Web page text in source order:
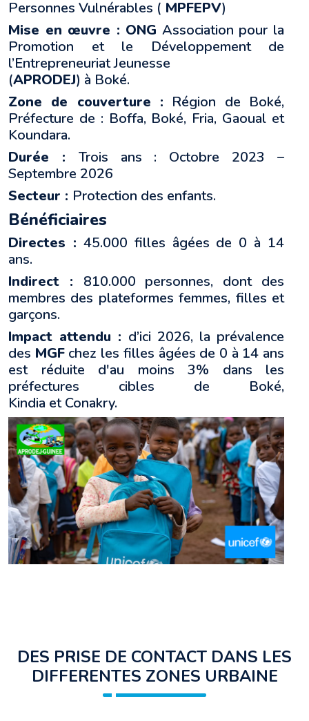
Personnes Vulnérables ( MPFEPV)
Mise en œuvre : ONG Association pour la
Promotion et le Développement de
l’Entrepreneuriat Jeunesse
(APRODEJ) à Boké.
Zone de couverture : Région de Boké,
Préfecture de : Boffa, Boké, Fria, Gaoual et
Koundara.
Durée : Trois ans : Octobre 2023 –
Septembre 2026
Secteur : Protection des enfants.
Bénéficiaires
Directes : 45.000 filles âgées de 0 à 14
ans.
Indirect : 810.000 personnes, dont des
membres des plateformes femmes, filles et
garçons.
Impact attendu : d’ici 2026, la prévalence
des MGFchez les filles âgées de 0 à 14 ans
est réduite d'au moins 3% dans les
préfectures cibles de Boké,
Kindia et Conakry.
DES PRISE DE CONTACT DANS LES
DIFFERENTES ZONES URBAINE